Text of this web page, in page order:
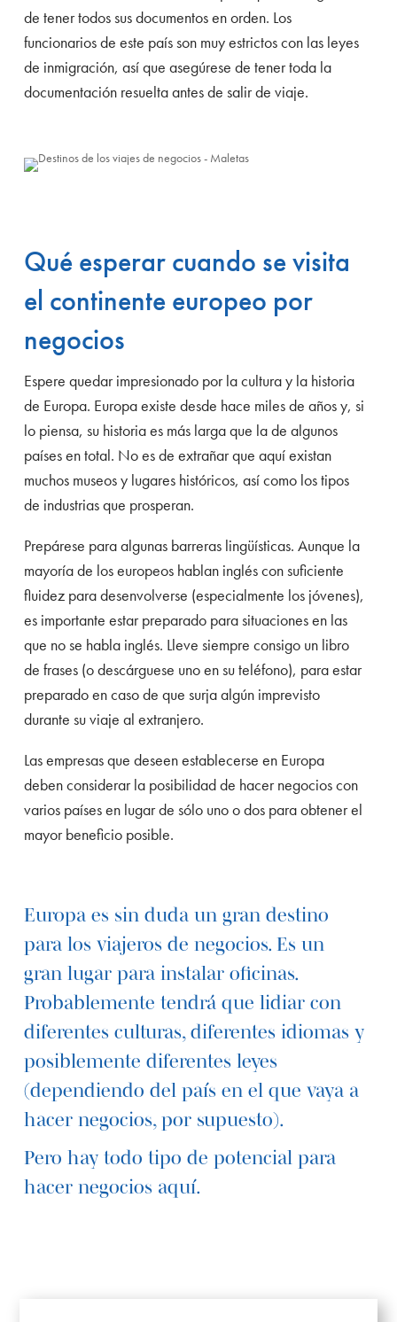
de tener todos sus documentos en orden. Los
funcionarios de este país son muy estrictos con las leyes
de inmigración, así que asegúrese de tener toda la
documentación resuelta antes de salir de viaje.
Qué esperar cuando se visita
el continente europeo por
negocios
Espere quedar impresionado por la cultura y la historia
de Europa. Europa existe desde hace miles de años y, si
lo piensa, su historia es más larga que la de algunos
países en total. No es de extrañar que aquí existan
muchos museos y lugares históricos, así como los tipos
de industrias que prosperan.
Prepárese para algunas barreras lingüísticas. Aunque la
mayoría de los europeos hablan inglés con suficiente
fluidez para desenvolverse (especialmente los jóvenes),
es importante estar preparado para situaciones en las
que no se habla inglés. Lleve siempre consigo un libro
de frases (o descárguese uno en su teléfono), para estar
preparado en caso de que surja algún imprevisto
durante su viaje al extranjero.
Las empresas que deseen establecerse en Europa
deben considerar la posibilidad de hacer negocios con
varios países en lugar de sólo uno o dos para obtener el
mayor beneficio posible.
Europa es sin duda un gran destino
para los viajeros de negocios. Es un
gran lugar para instalar oficinas.
Probablemente tendrá que lidiar con
diferentes culturas, diferentes idiomas y
posiblemente diferentes leyes
(dependiendo del país en el que vaya a
hacer negocios, por supuesto).
Pero hay todo tipo de potencial para
hacer negocios aquí.